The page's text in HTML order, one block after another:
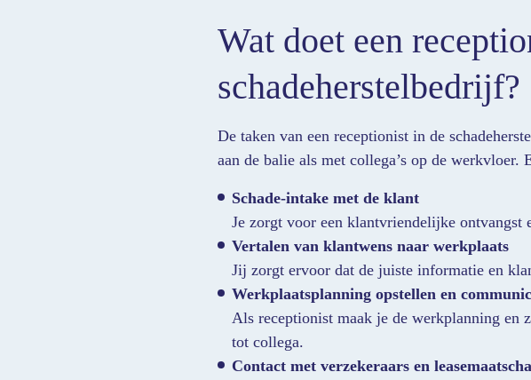
Wat doet een
schadeherstelbedrijf?
De taken van een receptionist in de
aan de balie als met collega’s op de werkvloer.
Schade-intake met de klant
Je zorgt voor een klantvriendelijke ontvangst
Vertalen van klantwens naar werkplaats
Jij zorgt ervoor dat de juiste informatie en
Werkplaatsplanning opstellen en
Als receptionist maak je de werkplanning en
tot collega.
Contact met verzekeraars en